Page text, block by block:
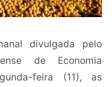
divulgada pelo
de Economia
feira (11), as